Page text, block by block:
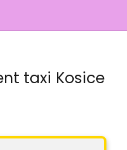
taxi Kosice